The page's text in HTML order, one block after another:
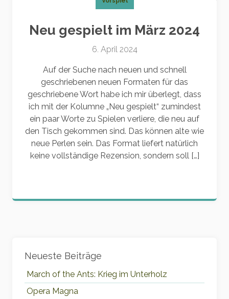
Neu gespielt im März 2024
6. April 2024
Auf der Suche nach neuen und schnell
geschriebenen neuen Formaten für das
geschriebene Wort habe ich mir überlegt, dass
ich mit der Kolumne „Neu gespielt“ zumindest
ein paar Worte zu Spielen verliere, die neu auf
den Tisch gekommen sind. Das können alte wie
neue Perlen sein. Das Format liefert natürlich
keine vollständige Rezension, sondern soll […]
Neueste Beiträge
March of the Ants: Krieg im Unterholz
Opera Magna